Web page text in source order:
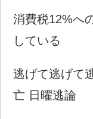
消費税12%へ
している
逃げて逃げて
亡 日曜逃論